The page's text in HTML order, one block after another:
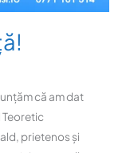
că am dat
Teoretic
prietenos și